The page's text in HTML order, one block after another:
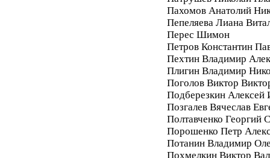
Пахомов Анатолий
Пепеляева Лиана
Перес Шимон
Петров Константин
Пехтин Владимир
Плигин Владимир
Поголов Виктор
Подберезкин Алексей
Позгалев Вячеслав
Полтавченко Георгий
Порошенко Петр
Потанин Владимир
Похмелкин Виктор